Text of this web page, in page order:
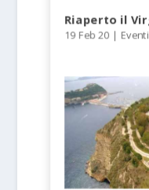
Riaperto il
19 Feb 20 | Eventi